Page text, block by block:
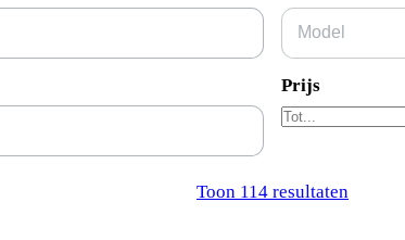
Prijs
Toon 114 resultaten